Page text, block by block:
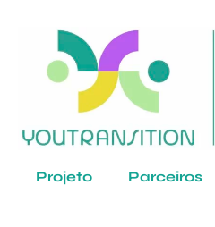
Projeto Parceiros